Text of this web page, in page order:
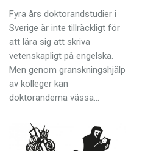
Fyra års doktorandstudier i
Sverige är inte tillräckligt för
att lära sig att skriva
vetenskapligt på engelska.
Men genom granskningshjälp
av kolleger kan
doktoranderna vässa…